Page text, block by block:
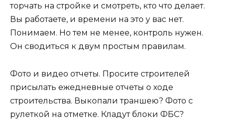
торчать на стройке и смотреть, кто что делает.
Вы работаете, и времени на это у вас нет.
Понимаем. Но тем не менее, контроль нужен.
Он сводиться к двум простым правилам.
Фото и видео отчеты. Просите строителей
присылать ежедневные отчеты о ходе
строительства. Выкопали траншею? Фото с
рулеткой на отметке. Кладут блоки ФБС?